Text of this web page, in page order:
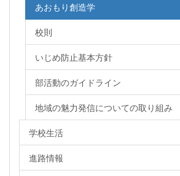
あおもり創造学
校則
いじめ防止基本方針
部活動のガイドライン
地域の魅力発信についての取り組み
学校生活
進路情報